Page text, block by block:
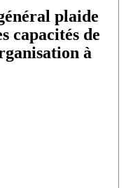
plaide
capacités de
à